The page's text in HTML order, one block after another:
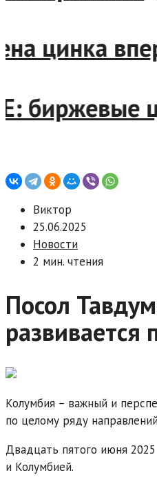
Цена цинка
ICE:
Виктор
25.06.2025
Новости
2 мин. чтения
Посол
развивается
Колумбия – важный и
по целому ряду
Двадцать пятого июня
и Колумбией.